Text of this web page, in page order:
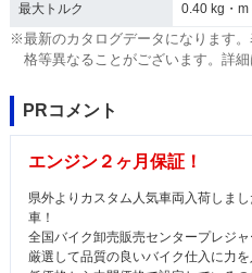
最大トルク 0.40 kg・
※最新のカタログデータになります
格等異なることがございます。詳細
PRコメント
エンジン２ヶ月保証！
県外よりカスタム人気車両入荷しま
車！
全国バイク卸売販売センタープレジ
厳選して品質の良いバイク仕入に力